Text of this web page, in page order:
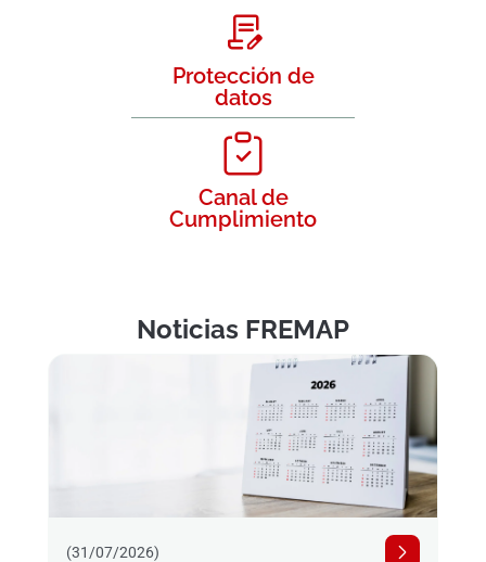
Protección de
datos
Canal de
Cumplimiento
Noticias FREMAP
(31/07/2026)